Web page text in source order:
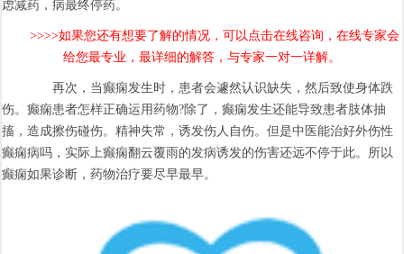
虑减药，病最终停药。
>>>>如果您还有想要了解的情况，可以点击在线咨询，在线专家会
给您最专业，最详细的解答，与专家一对一详解。
再次，当癫痫发生时，患者会遽然认识缺失，然后致使身体跌
伤。癫痫患者怎样正确运用药物?除了，癫痫发生还能导致患者肢体抽
搐，造成擦伤碰伤。精神失常，诱发伤人自伤。但是中医能治好外伤性
癫痫病吗，实际上癫痫翻云覆雨的发病诱发的伤害还远不停于此。所以
癫痫如果诊断，药物治疗要尽早最早。